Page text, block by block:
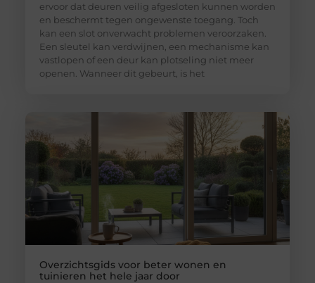
ervoor dat deuren veilig afgesloten kunnen worden
en beschermt tegen ongewenste toegang. Toch
kan een slot onverwacht problemen veroorzaken.
Een sleutel kan verdwijnen, een mechanisme kan
vastlopen of een deur kan plotseling niet meer
openen. Wanneer dit gebeurt, is het
Overzichtsgids voor beter wonen en
tuinieren het hele jaar door